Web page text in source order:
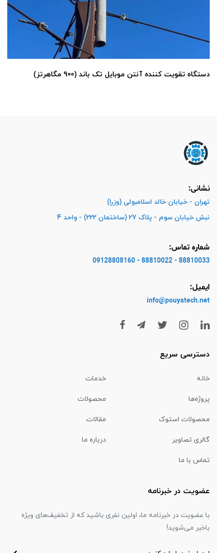
دستگاه تقویت کننده آنتن موبایل تک باند (900 مگاهرتز)
نشانی:
تهران - خیابان خالد اسلامبولی (وزرا)
نبش خیابان سوم - پلاک 27 (ساختمان 222) - واحد 4
شماره تماس:
88810033 - 88810022 - 09128808160
ایمیل:
info@pouyatech.net
دسترسی سریع
خانه خدمات
پروژه‌ها محصولات
محصولات استوک مقالات
گالری تصاویر درباره ما
تماس با ما
عضویت در خبرنامه
با عضویت در خبرنامه ما، اولین نفری باشید که از تخفیف‌های ویژه
باخبر می‌شوید!